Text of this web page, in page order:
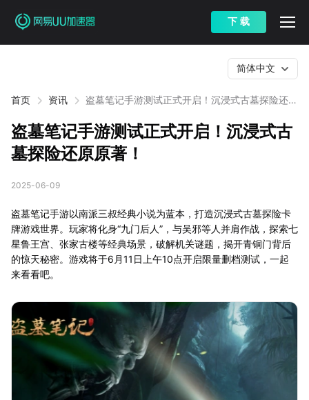
下 载
首页 资讯
盗墓笔记手游测试正式开启！沉浸式古墓探险还原
简体中文
盗墓笔记手游测试正式开启！沉浸式古
墓探险还原原著！
2025-06-09
盗墓笔记手游以南派三叔经典小说为蓝本，打造沉浸式古墓探险卡
牌游戏世界。玩家将化身“九门后人”，与吴邪等人并肩作战，探索七
星鲁王宫、张家古楼等经典场景，破解机关谜题，揭开青铜门背后
的惊天秘密。游戏将于6月11日上午10点开启限量删档测试，一起
来看看吧。